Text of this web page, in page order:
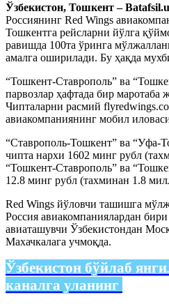
Ўзбекистон, Тошкент –
Россиянинг Red Wings
Тошкентга рейсларни йўлга
равишда 100та ўринга
амалга оширилади. Бу ҳақда
“Тошкент-Ставрополь” ва
парвозлар ҳафтада бир маротаба
Чипталарни расмий
авиакомпаниянинг мобил
“Ставрополь-Тошкент” ва “Уфа-
чипта нархи 1602 минг рубл
“Тошкент-Ставрополь” ва
12.8 минг рубл (тахминан 1.8
Red Wings йўловчи ташишга
Россия авиакомпаниялардан
авиаташувчи Ўзбекистондан
Махачкалага учмоқда.
Ўзбекистон бўйлаб
каналга уланинг